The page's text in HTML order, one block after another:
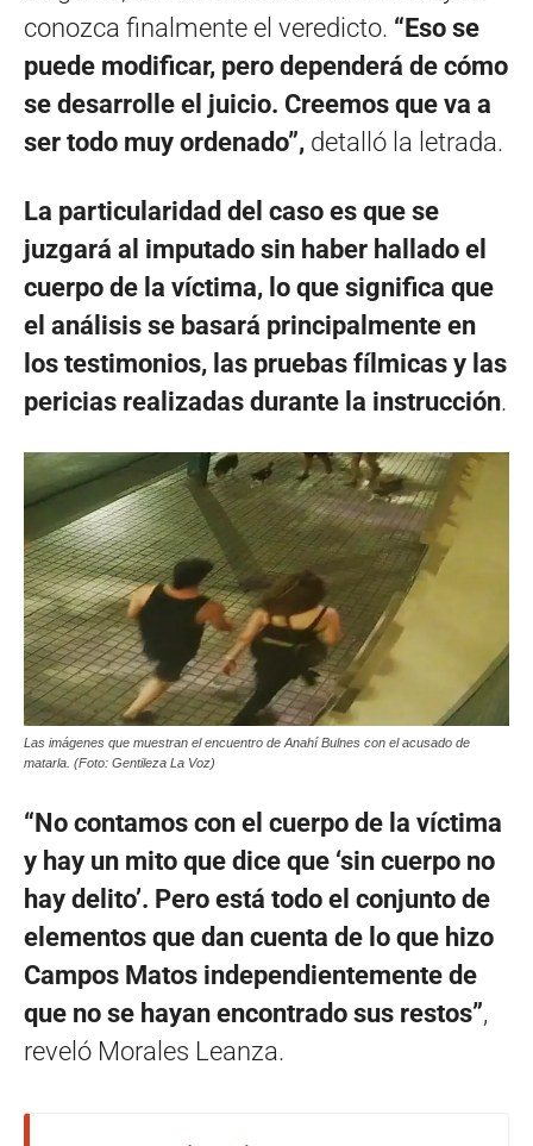
conozca finalmente el veredicto. “Eso se
puede modificar, pero dependerá de cómo
se desarrolle el juicio. Creemos que va a
ser todo muy ordenado”, detalló la letrada.
La particularidad del caso es que se
juzgará al imputado sin haber hallado el
cuerpo de la víctima, lo que significa que
el análisis se basará principalmente en
los testimonios, las pruebas fílmicas y las
pericias realizadas durante la instrucción.
Las imágenes que muestran el encuentro de Anahí Bulnes con el acusado de
matarla. (Foto: Gentileza La Voz)
“No contamos con el cuerpo de la víctima
y hay un mito que dice que ‘sin cuerpo no
hay delito’. Pero está todo el conjunto de
elementos que dan cuenta de lo que hizo
Campos Matos independientemente de
que no se hayan encontrado sus restos”,
reveló Morales Leanza.